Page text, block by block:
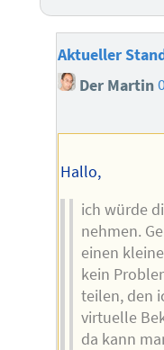
Aktueller
Der Martin
Hallo,
ich würde
nehmen.
einen
kein
teilen, den
virtuelle
da kann